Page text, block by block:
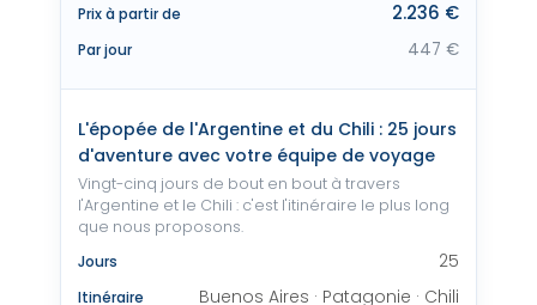
Prix à partir de 2.236 €
Par jour 447 €
L'épopée de l'Argentine et du Chili : 25 jours
d'aventure avec votre équipe de voyage
Vingt-cinq jours de bout en bout à travers
l'Argentine et le Chili : c'est l'itinéraire le plus long
que nous proposons.
Jours
25
Itinéraire Buenos Aires · Patagonie · Chili